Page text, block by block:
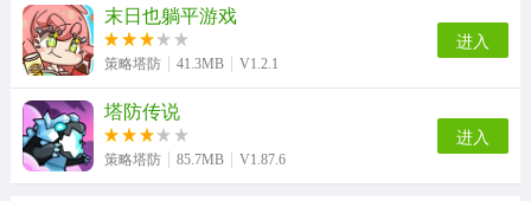
末日也躺平游戏
策略塔防 41.3MB V1.2.1
进入
塔防传说
策略塔防 85.7MB V1.87.6
进入